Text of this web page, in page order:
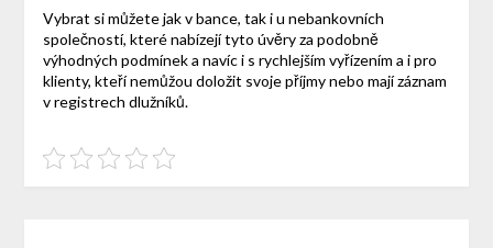
Vybrat si můžete jak v bance, tak i u nebankovních
společností, které nabízejí tyto úvěry za podobně
výhodných podmínek a navíc i s rychlejším vyřízením a i pro
klienty, kteří nemůžou doložit svoje příjmy nebo mají záznam
v registrech dlužníků.